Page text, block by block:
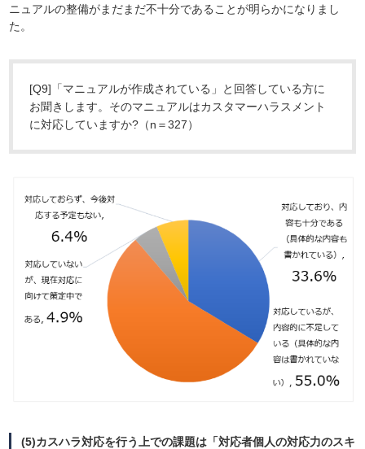
ニュアルの整備がまだまだ不十分であることが明らかになりまし
た。
[Q9]「マニュアルが作成されている」と回答している方に
お聞きします。そのマニュアルはカスタマーハラスメント
に対応していますか?（n＝327）
(5)カスハラ対応を行う上での課題は「対応者個人の対応力のスキ